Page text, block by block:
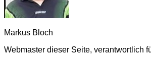
Markus Bloch
Webmaster dieser Seite, verantwortlich